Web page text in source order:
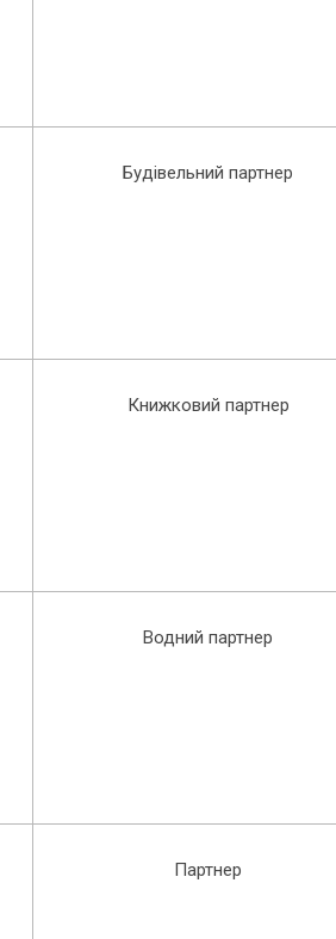
Будівельний партнер
Книжковий партнер
Водний партнер
Партнер